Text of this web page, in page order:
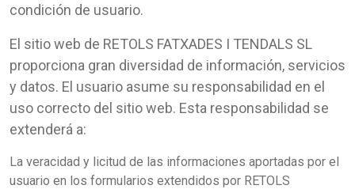
condición de usuario.
El sitio web de RETOLS FATXADES I TENDALS SL
proporciona gran diversidad de información, servicios
y datos. El usuario asume su responsabilidad en el
uso correcto del sitio web. Esta responsabilidad se
extenderá a:
La veracidad y licitud de las informaciones aportadas por el
usuario en los formularios extendidos por RETOLS